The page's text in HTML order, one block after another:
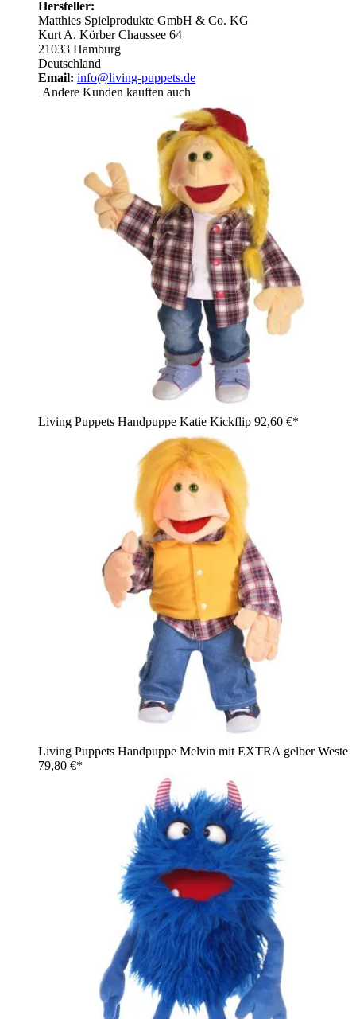
Hersteller:
Matthies Spielprodukte GmbH & Co. KG
Kurt A. Körber Chaussee 64
21033 Hamburg
Deutschland
Email: info@living-puppets.de
Andere Kunden kauften auch
Living Puppets Handpuppe Katie Kickflip 92,60 €*
Living Puppets Handpuppe Melvin mit EXTRA gelber Weste
79,80 €*